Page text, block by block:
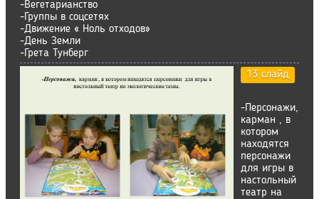
-Вегетарианство
-Группы в соцсетях
-Движение « Ноль отходов»
-День Земли
-Грета Тунберг
13 слайд
-Персонажи,
карман , в
котором
находятся
персонажи
для игры в
настольный
театр на